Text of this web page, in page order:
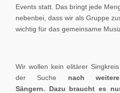
Events statt. Das bringt jede
nebenbei, dass wir als Gruppe
wichtig für das gemeinsame
Wir wollen kein elitärer
der Suche nach
Sängern. Dazu braucht es